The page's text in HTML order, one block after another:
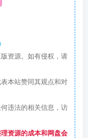
资源。如有侵权，请
本站赞同其观点和对
违法的相关信息，访
资源的成本和网盘会